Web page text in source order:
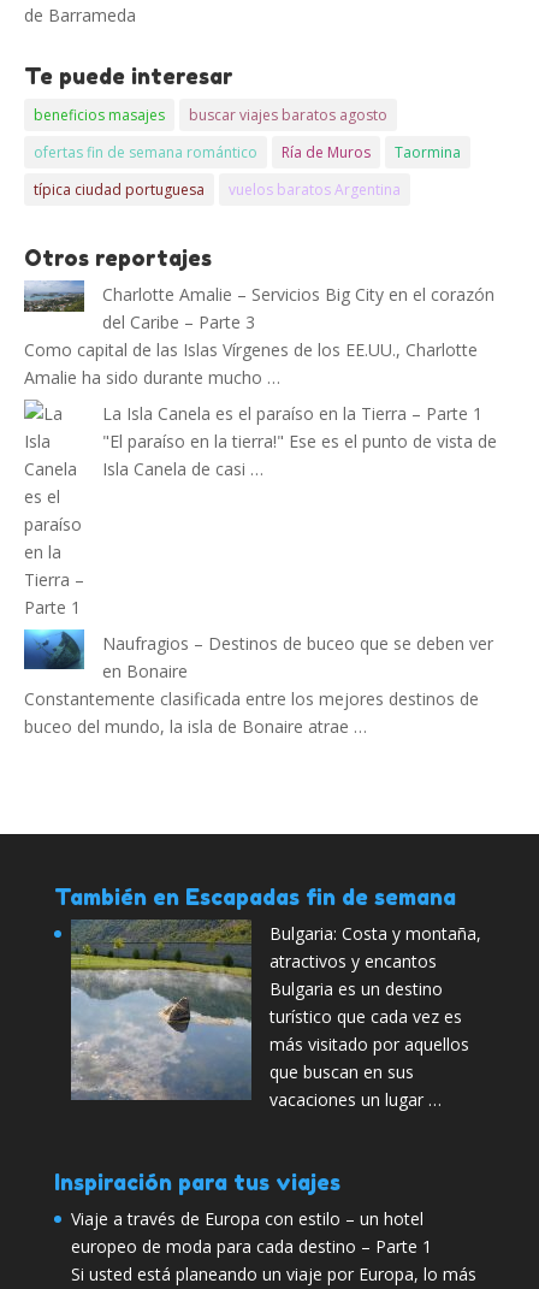
de Barrameda
Te puede interesar
beneficios masajes
buscar viajes baratos agosto
ofertas fin de semana romántico
Ría de Muros
Taormina
típica ciudad portuguesa
vuelos baratos Argentina
Otros reportajes
Charlotte Amalie – Servicios Big City en el corazón
del Caribe – Parte 3
Como capital de las Islas Vírgenes de los EE.UU., Charlotte
Amalie ha sido durante mucho …
La Isla Canela es el paraíso en la Tierra – Parte 1
"El paraíso en la tierra!" Ese es el punto de vista de
Isla Canela de casi …
Naufragios – Destinos de buceo que se deben ver
en Bonaire
Constantemente clasificada entre los mejores destinos de
buceo del mundo, la isla de Bonaire atrae …
También en Escapadas fin de semana
Bulgaria: Costa y montaña,
atractivos y encantos
Bulgaria es un destino
turístico que cada vez es
más visitado por aquellos
que buscan en sus
vacaciones un lugar …
Inspiración para tus viajes
Viaje a través de Europa con estilo – un hotel
europeo de moda para cada destino – Parte 1
Si usted está planeando un viaje por Europa, lo más